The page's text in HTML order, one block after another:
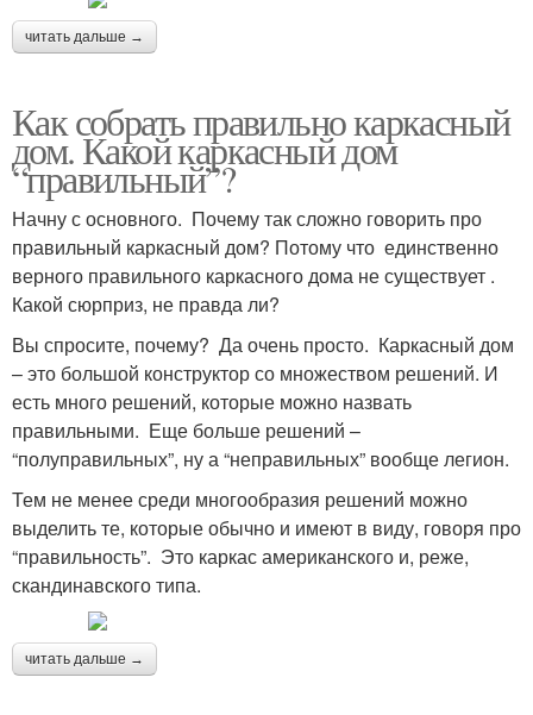
читать дальше →
Как собрать правильно каркасный
дом. Какой каркасный дом
“правильный”?
Начну с основного. Почему так сложно говорить про
правильный каркасный дом? Потому что единственно
верного правильного каркасного дома не существует .
Какой сюрприз, не правда ли?
Вы спросите, почему? Да очень просто. Каркасный дом
– это большой конструктор со множеством решений. И
есть много решений, которые можно назвать
правильными. Еще больше решений –
“полуправильных”, ну а “неправильных” вообще легион.
Тем не менее среди многообразия решений можно
выделить те, которые обычно и имеют в виду, говоря про
“правильность”. Это каркас американского и, реже,
скандинавского типа.
читать дальше →